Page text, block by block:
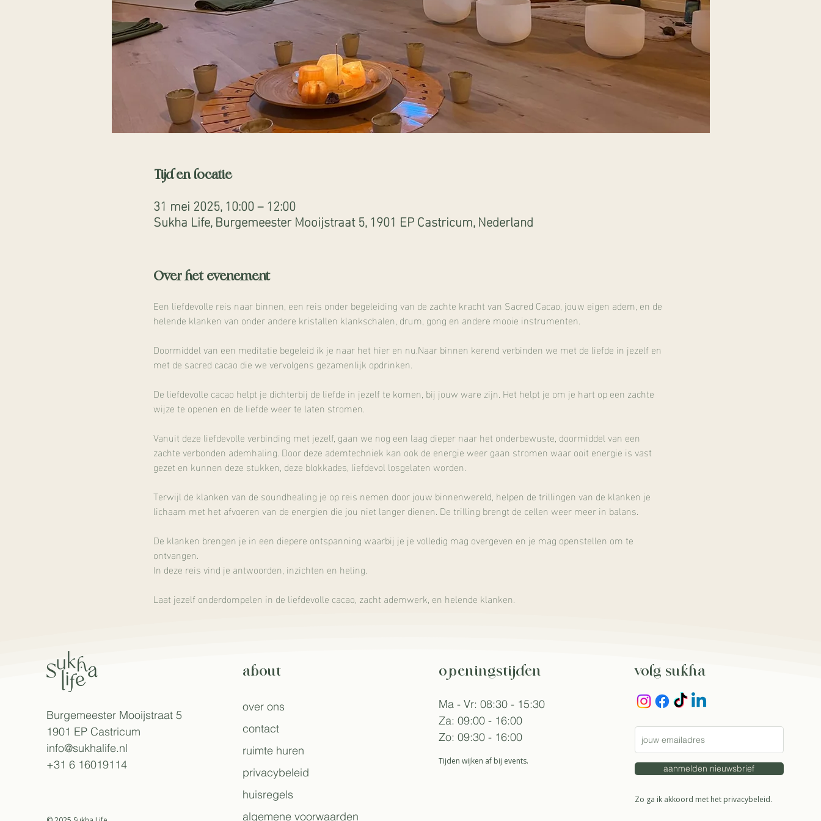
Tijd en locatie
31 mei 2025, 10:00 – 12:00
Sukha Life, Burgemeester Mooijstraat 5, 1901 EP Castricum, Nederland
Over het evenement
Een liefdevolle reis naar binnen, een reis onder begeleiding van de zachte kracht van Sacred Cacao, jouw eigen adem, en de
helende klanken van onder andere kristallen klankschalen, drum, gong en andere mooie instrumenten.
Doormiddel van een meditatie begeleid ik je naar het hier en nu.Naar binnen kerend verbinden we met de liefde in jezelf en
met de sacred cacao die we vervolgens gezamenlijk opdrinken.
De liefdevolle cacao helpt je dichterbij de liefde in jezelf te komen, bij jouw ware zijn. Het helpt je om je hart op een zachte
wijze te openen en de liefde weer te laten stromen.
Vanuit deze liefdevolle verbinding met jezelf, gaan we nog een laag dieper naar het onderbewuste, doormiddel van een
zachte verbonden ademhaling. Door deze ademtechniek kan ook de energie weer gaan stromen waar ooit energie is vast
gezet en kunnen deze stukken, deze blokkades, liefdevol losgelaten worden.
Terwijl de klanken van de soundhealing je op reis nemen door jouw binnenwereld, helpen de trillingen van de klanken je
lichaam met het afvoeren van de energien die jou niet langer dienen. De trilling brengt de cellen weer meer in balans.
De klanken brengen je in een diepere ontspanning waarbij je je volledig mag overgeven en je mag openstellen om te
ontvangen.
In deze reis vind je antwoorden, inzichten en heling.
Laat jezelf onderdompelen in de liefdevolle cacao, zacht ademwerk, en helende klanken.
Burgemeester Mooijstraat 5
1901 EP Castricum​
info@sukhalife.nl
+31 6 16019114
about
over ons
contact
ruimte huren
privacybeleid
huisregels
algemene voorwaarden
openingstijden
Ma - Vr: 08:30 - 15:30
Za: 09:00 - 16:00
Zo: 09:30 - 16:00
Tijden wijken af bij events.
volg sukha
aanmelden nieuwsbrief
Zo ga ik akkoord met het privacybeleid.